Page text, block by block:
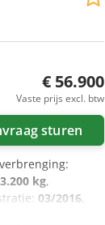
€ 56.900
Vaste prijs excl. btw
sturen
kg,
03/2016,